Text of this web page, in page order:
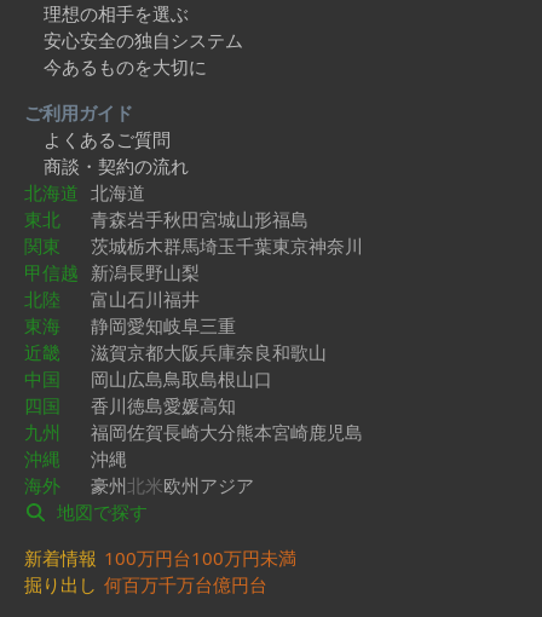
理想の相手を選ぶ
安心安全の独自システム
今あるものを大切に
ご利用ガイド
よくあるご質問
商談・契約の流れ
北海道 北海道
東北
青森岩手秋田宮城山形福島
関東
茨城栃木群馬埼玉千葉東京神奈川
甲信越 新潟長野山梨
北陸
富山石川福井
東海
静岡愛知岐阜三重
近畿
滋賀京都大阪兵庫奈良和歌山
中国
岡山広島鳥取島根山口
四国
香川徳島愛媛高知
九州
福岡佐賀長崎大分熊本宮崎鹿児島
沖縄
沖縄
海外
豪州北米欧州アジア
地図で探す
新着情報 100万円台100万円未満
掘り出し 何百万千万台億円台